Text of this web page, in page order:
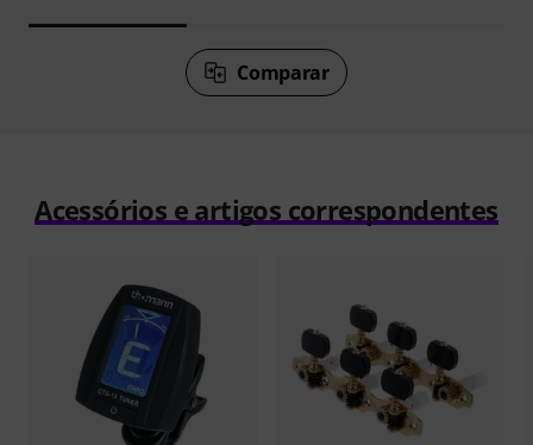
Comparar
Acessórios e artigos correspondentes